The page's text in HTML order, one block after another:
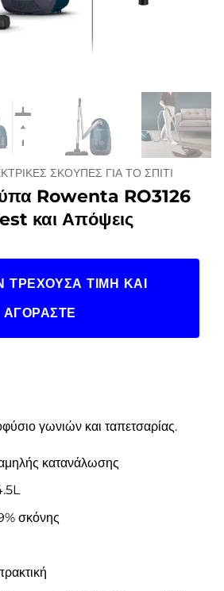
ΣΚΟΎΠΕΣ ΓΙΑ ΤΟ ΣΠΊΤΙ
Rowenta RO3126
και Απόψεις
ΤΡΈΧΟΥΣΑ ΤΙΜΉ ΚΑΙ
ΑΓΟΡΆΣΤΕ
γωνιών και ταπετσαρίας.
κατανάλωσης
σκόνης